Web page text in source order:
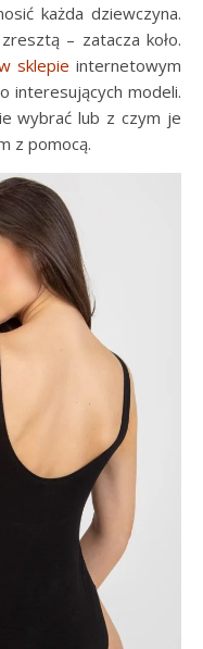
każda dziewczyna.
– zatacza koło.
sklepie internetowym
interesujących modeli.
wybrać lub z czym je
z pomocą.